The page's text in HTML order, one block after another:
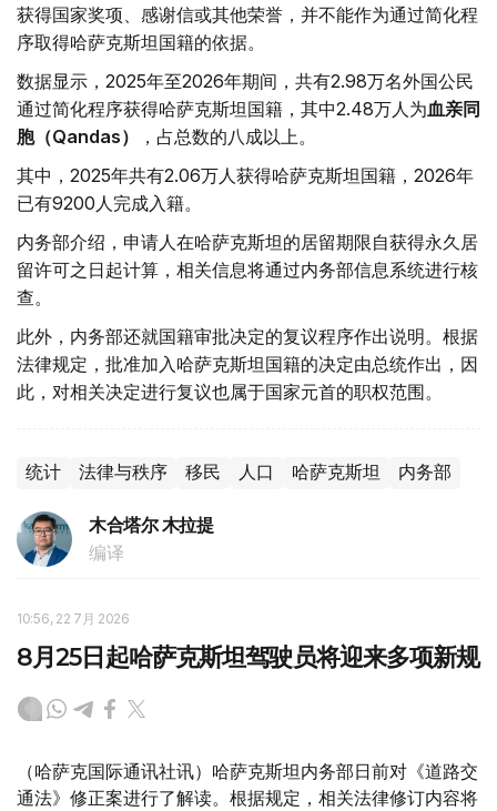
获得国家奖项、感谢信或其他荣誉，并不能作为通过简化程
序取得哈萨克斯坦国籍的依据。
数据显示，2025年至2026年期间，共有2.98万名外国公民
通过简化程序获得哈萨克斯坦国籍，其中2.48万人为血亲同
胞（Qandas）
，占总数的八成以上。
其中，2025年共有2.06万人获得哈萨克斯坦国籍，2026年
已有9200人完成入籍。
内务部介绍，申请人在哈萨克斯坦的居留期限自获得永久居
留许可之日起计算，相关信息将通过内务部信息系统进行核
查。
此外，内务部还就国籍审批决定的复议程序作出说明。根据
法律规定，批准加入哈萨克斯坦国籍的决定由总统作出，因
此，对相关决定进行复议也属于国家元首的职权范围。
统计 法律与秩序 移民 人口 哈萨克斯坦 内务部
木合塔尔 木拉提
编译
10:56, 22 7月 2026
8月25日起哈萨克斯坦驾驶员将迎来多项新规
（哈萨克国际通讯社讯）哈萨克斯坦内务部日前对《道路交
通法》修正案进行了解读。根据规定，相关法律修订内容将